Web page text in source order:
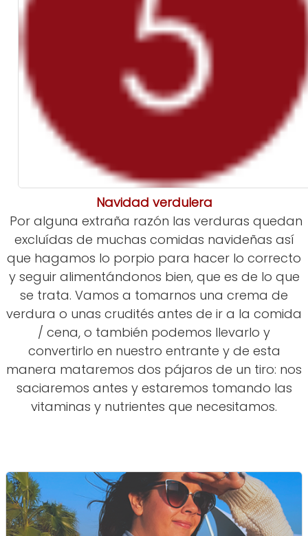
Navidad verdulera
Por alguna extraña razón las verduras quedan
excluídas de muchas comidas navideñas así
que hagamos lo porpio para hacer lo correcto
y seguir alimentándonos bien, que es de lo que
se trata. Vamos a tomarnos una crema de
verdura o unas crudités antes de ir a la comida
/ cena, o también podemos llevarlo y
convertirlo en nuestro entrante y de esta
manera mataremos dos pájaros de un tiro: nos
saciaremos antes y estaremos tomando las
vitaminas y nutrientes que necesitamos.